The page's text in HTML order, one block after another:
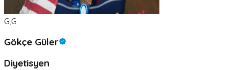
G,G
Gökçe Güler
Diyetisyen